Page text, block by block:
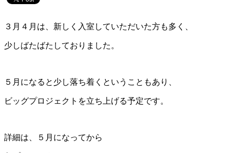
３月４月は、新しく入室していただいた方も多く、
少しばたばたしておりました。
５月になると少し落ち着くということもあり、
ビッグプロジェクトを立ち上げる予定です。
詳細は、５月になってから